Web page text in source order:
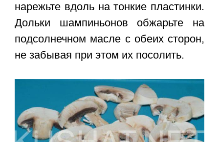
нарежьте вдоль на тонкие пластинки.
Дольки шампиньонов обжарьте на
подсолнечном масле с обеих сторон,
не забывая при этом их посолить.